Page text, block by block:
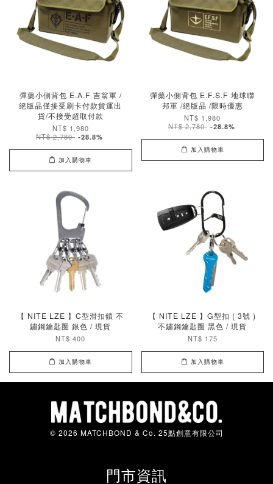
彈藥小側背包 E.A.F 吉翁軍 /
絕版品僅接受刷卡付款貨運出
貨/不接受超取付款
NT$ 1,980
NT$ 2,780 -28.8%
加入購物車
彈藥小側背包 E.F.S.F 地球聯
邦軍 /絕版品 /限時優惠
NT$ 1,980
NT$ 2,780 -28.8%
加入購物車
【 NITE LZE 】C型滑扣鎖 不
鏽鋼鑰匙圈 銀色 / 現貨
NT$ 400
加入購物車
【 NITE LZE 】G型扣 ( 3號 )
不鏽鋼鑰匙圈 黑色 / 現貨
NT$ 175
加入購物車
© 2026 MATCHBOND & Co. 25點創意有限公司
門市資訊